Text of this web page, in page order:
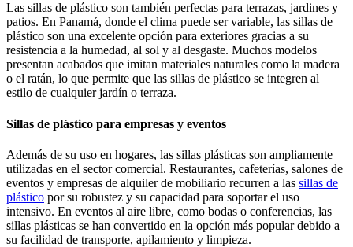
Las sillas de plástico son también perfectas para terrazas, jardines y
patios. En Panamá, donde el clima puede ser variable, las sillas de
plástico son una excelente opción para exteriores gracias a su
resistencia a la humedad, al sol y al desgaste. Muchos modelos
presentan acabados que imitan materiales naturales como la madera
o el ratán, lo que permite que las sillas de plástico se integren al
estilo de cualquier jardín o terraza.
Sillas de plástico para empresas y eventos
Además de su uso en hogares, las sillas plásticas son ampliamente
utilizadas en el sector comercial. Restaurantes, cafeterías, salones de
eventos y empresas de alquiler de mobiliario recurren a las sillas de
plástico por su robustez y su capacidad para soportar el uso
intensivo. En eventos al aire libre, como bodas o conferencias, las
sillas plásticas se han convertido en la opción más popular debido a
su facilidad de transporte, apilamiento y limpieza.